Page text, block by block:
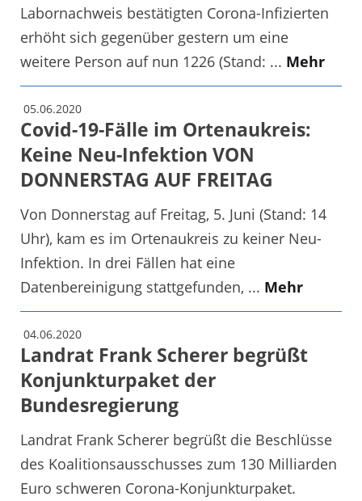
Labornachweis bestätigten Corona-Infizierten
erhöht sich gegenüber gestern um eine
weitere Person auf nun 1226 (Stand: ... Mehr
05.06.2020
Covid-19-Fälle im Ortenaukreis:
Keine Neu-Infektion VON
DONNERSTAG AUF FREITAG
Von Donnerstag auf Freitag, 5. Juni (Stand: 14
Uhr), kam es im Ortenaukreis zu keiner Neu-
Infektion. In drei Fällen hat eine
Datenbereinigung stattgefunden, ... Mehr
04.06.2020
Landrat Frank Scherer begrüßt
Konjunkturpaket der
Bundesregierung
Landrat Frank Scherer begrüßt die Beschlüsse
des Koalitionsausschusses zum 130 Milliarden
Euro schweren Corona-Konjunkturpaket.